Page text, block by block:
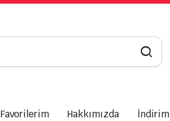
Favorilerim Hakkımızda